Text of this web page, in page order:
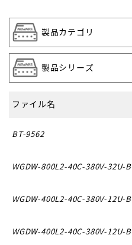
ファイル名
BT-9562
WGDW-800L2-40C-380V-32U-B
WGDW-400L2-40C-380V-12U-B
WGDW-400L2-40C-380V-12U-B